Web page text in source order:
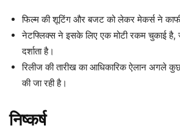
फिल्म की शूटिंग और बजट को लेकर मेकर्स ने काफी
नेटफ्लिक्स ने इसके लिए एक मोटी रकम चुकाई है,
दर्शाता है।
रिलीज की तारीख का आधिकारिक ऐलान अगले
की जा रही है।
निष्कर्ष